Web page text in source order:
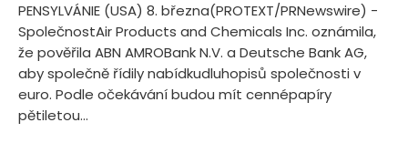
PENSYLVÁNIE (USA) 8. března(PROTEXT/PRNewswire) -
SpolečnostAir Products and Chemicals Inc. oznámila,
že pověřila ABN AMROBank N.V. a Deutsche Bank AG,
aby společně řídily nabídkudluhopisů společnosti v
euro. Podle očekávání budou mít cennépapíry
pětiletou...